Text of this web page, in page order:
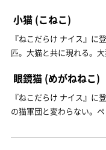
小猫 (こねこ)
『ねこだらけ ナイス』に
匹。大猫と共に現れる。
眼鏡猫 (めがねねこ)
『ねこだらけ ナイス』に
の猫軍団と変わらない。